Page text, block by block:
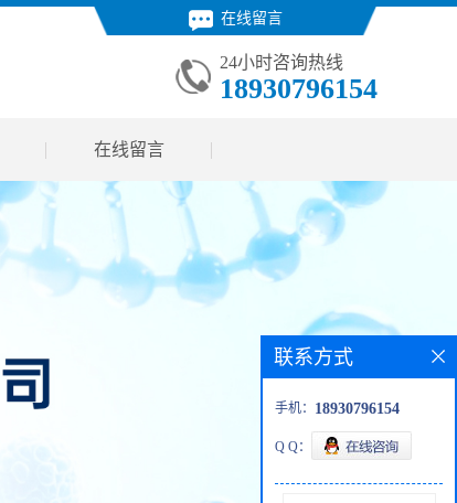
在线留言
24小时咨询热线
18930796154
在线留言
联系方式
手机： 18930796154
Q Q：